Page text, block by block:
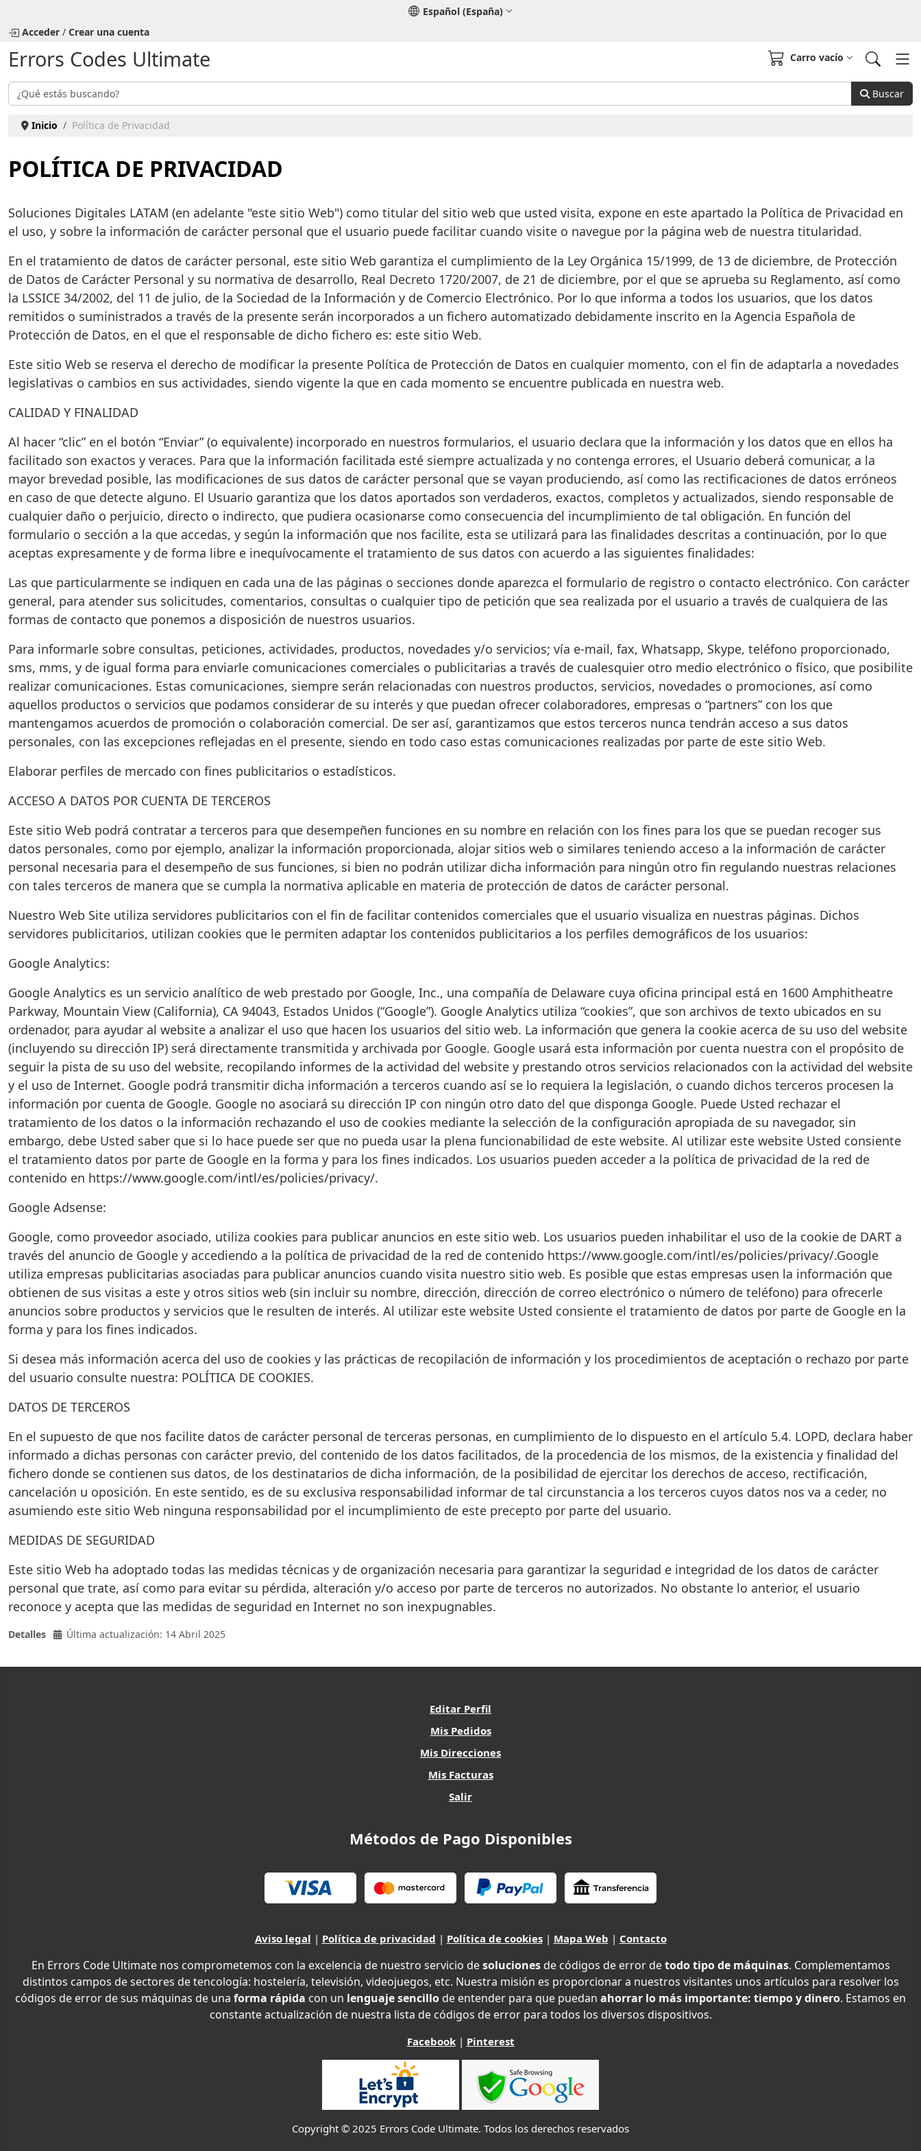
Español (España)
Acceder / Crear una cuenta
Errors Codes Ultimate
Buscar Buscar
Carro vacío
Inicio Política de Privacidad
POLÍTICA DE PRIVACIDAD
Soluciones Digitales LATAM (en adelante "este sitio Web") como titular del sitio web que usted visita, expone en este apartado la Política de Privacidad en
el uso, y sobre la información de carácter personal que el usuario puede facilitar cuando visite o navegue por la página web de nuestra titularidad.
En el tratamiento de datos de carácter personal, este sitio Web garantiza el cumplimiento de la Ley Orgánica 15/1999, de 13 de diciembre, de Protección
de Datos de Carácter Personal y su normativa de desarrollo, Real Decreto 1720/2007, de 21 de diciembre, por el que se aprueba su Reglamento, así como
la LSSICE 34/2002, del 11 de julio, de la Sociedad de la Información y de Comercio Electrónico. Por lo que informa a todos los usuarios, que los datos
remitidos o suministrados a través de la presente serán incorporados a un fichero automatizado debidamente inscrito en la Agencia Española de
Protección de Datos, en el que el responsable de dicho fichero es: este sitio Web.
Este sitio Web se reserva el derecho de modificar la presente Política de Protección de Datos en cualquier momento, con el fin de adaptarla a novedades
legislativas o cambios en sus actividades, siendo vigente la que en cada momento se encuentre publicada en nuestra web.
CALIDAD Y FINALIDAD
Al hacer “clic” en el botón “Enviar” (o equivalente) incorporado en nuestros formularios, el usuario declara que la información y los datos que en ellos ha
facilitado son exactos y veraces. Para que la información facilitada esté siempre actualizada y no contenga errores, el Usuario deberá comunicar, a la
mayor brevedad posible, las modificaciones de sus datos de carácter personal que se vayan produciendo, así como las rectificaciones de datos erróneos
en caso de que detecte alguno. El Usuario garantiza que los datos aportados son verdaderos, exactos, completos y actualizados, siendo responsable de
cualquier daño o perjuicio, directo o indirecto, que pudiera ocasionarse como consecuencia del incumplimiento de tal obligación. En función del
formulario o sección a la que accedas, y según la información que nos facilite, esta se utilizará para las finalidades descritas a continuación, por lo que
aceptas expresamente y de forma libre e inequívocamente el tratamiento de sus datos con acuerdo a las siguientes finalidades:
Las que particularmente se indiquen en cada una de las páginas o secciones donde aparezca el formulario de registro o contacto electrónico. Con carácter
general, para atender sus solicitudes, comentarios, consultas o cualquier tipo de petición que sea realizada por el usuario a través de cualquiera de las
formas de contacto que ponemos a disposición de nuestros usuarios.
Para informarle sobre consultas, peticiones, actividades, productos, novedades y/o servicios; vía e-mail, fax, Whatsapp, Skype, teléfono proporcionado,
sms, mms, y de igual forma para enviarle comunicaciones comerciales o publicitarias a través de cualesquier otro medio electrónico o físico, que posibilite
realizar comunicaciones. Estas comunicaciones, siempre serán relacionadas con nuestros productos, servicios, novedades o promociones, así como
aquellos productos o servicios que podamos considerar de su interés y que puedan ofrecer colaboradores, empresas o “partners” con los que
mantengamos acuerdos de promoción o colaboración comercial. De ser así, garantizamos que estos terceros nunca tendrán acceso a sus datos
personales, con las excepciones reflejadas en el presente, siendo en todo caso estas comunicaciones realizadas por parte de este sitio Web.
Elaborar perfiles de mercado con fines publicitarios o estadísticos.
ACCESO A DATOS POR CUENTA DE TERCEROS
Este sitio Web podrá contratar a terceros para que desempeñen funciones en su nombre en relación con los fines para los que se puedan recoger sus
datos personales, como por ejemplo, analizar la información proporcionada, alojar sitios web o similares teniendo acceso a la información de carácter
personal necesaria para el desempeño de sus funciones, si bien no podrán utilizar dicha información para ningún otro fin regulando nuestras relaciones
con tales terceros de manera que se cumpla la normativa aplicable en materia de protección de datos de carácter personal.
Nuestro Web Site utiliza servidores publicitarios con el fin de facilitar contenidos comerciales que el usuario visualiza en nuestras páginas. Dichos
servidores publicitarios, utilizan cookies que le permiten adaptar los contenidos publicitarios a los perfiles demográficos de los usuarios:
Google Analytics:
Google Analytics es un servicio analítico de web prestado por Google, Inc., una compañía de Delaware cuya oficina principal está en 1600 Amphitheatre
Parkway, Mountain View (California), CA 94043, Estados Unidos (“Google”). Google Analytics utiliza “cookies”, que son archivos de texto ubicados en su
ordenador, para ayudar al website a analizar el uso que hacen los usuarios del sitio web. La información que genera la cookie acerca de su uso del website
(incluyendo su dirección IP) será directamente transmitida y archivada por Google. Google usará esta información por cuenta nuestra con el propósito de
seguir la pista de su uso del website, recopilando informes de la actividad del website y prestando otros servicios relacionados con la actividad del website
y el uso de Internet. Google podrá transmitir dicha información a terceros cuando así se lo requiera la legislación, o cuando dichos terceros procesen la
información por cuenta de Google. Google no asociará su dirección IP con ningún otro dato del que disponga Google. Puede Usted rechazar el
tratamiento de los datos o la información rechazando el uso de cookies mediante la selección de la configuración apropiada de su navegador, sin
embargo, debe Usted saber que si lo hace puede ser que no pueda usar la plena funcionabilidad de este website. Al utilizar este website Usted consiente
el tratamiento datos por parte de Google en la forma y para los fines indicados. Los usuarios pueden acceder a la política de privacidad de la red de
contenido en https://www.google.com/intl/es/policies/privacy/.
Google Adsense:
Google, como proveedor asociado, utiliza cookies para publicar anuncios en este sitio web. Los usuarios pueden inhabilitar el uso de la cookie de DART a
través del anuncio de Google y accediendo a la política de privacidad de la red de contenido https://www.google.com/intl/es/policies/privacy/.Google
utiliza empresas publicitarias asociadas para publicar anuncios cuando visita nuestro sitio web. Es posible que estas empresas usen la información que
obtienen de sus visitas a este y otros sitios web (sin incluir su nombre, dirección, dirección de correo electrónico o número de teléfono) para ofrecerle
anuncios sobre productos y servicios que le resulten de interés. Al utilizar este website Usted consiente el tratamiento de datos por parte de Google en la
forma y para los fines indicados.
Si desea más información acerca del uso de cookies y las prácticas de recopilación de información y los procedimientos de aceptación o rechazo por parte
del usuario consulte nuestra: POLÍTICA DE COOKIES.
DATOS DE TERCEROS
En el supuesto de que nos facilite datos de carácter personal de terceras personas, en cumplimiento de lo dispuesto en el artículo 5.4. LOPD, declara haber
informado a dichas personas con carácter previo, del contenido de los datos facilitados, de la procedencia de los mismos, de la existencia y finalidad del
fichero donde se contienen sus datos, de los destinatarios de dicha información, de la posibilidad de ejercitar los derechos de acceso, rectificación,
cancelación u oposición. En este sentido, es de su exclusiva responsabilidad informar de tal circunstancia a los terceros cuyos datos nos va a ceder, no
asumiendo este sitio Web ninguna responsabilidad por el incumplimiento de este precepto por parte del usuario.
MEDIDAS DE SEGURIDAD
Este sitio Web ha adoptado todas las medidas técnicas y de organización necesaria para garantizar la seguridad e integridad de los datos de carácter
personal que trate, así como para evitar su pérdida, alteración y/o acceso por parte de terceros no autorizados. No obstante lo anterior, el usuario
reconoce y acepta que las medidas de seguridad en Internet no son inexpugnables.
Detalles Última actualización: 14 Abril 2025
Editar Perfil
Mis Pedidos
Mis Direcciones
Mis Facturas
Salir
Métodos de Pago Disponibles
Aviso legal | Política de privacidad | Política de cookies| Mapa Web | Contacto
En Errors Code Ultimate nos comprometemos con la excelencia de nuestro servicio desoluciones de códigos de error detodo tipo de máquinas. Complementamos
distintos campos de sectores de tencología: hostelería, televisión, videojuegos, etc. Nuestra misión es proporcionar a nuestros visitantes unos artículos para resolver los
códigos de error de sus máquinas de una forma rápida con un lenguaje sencillo de entender para que puedan ahorrar lo más importante: tiempo y dinero. Estamos en
constante actualización de nuestra lista de códigos de error para todos los diversos dispositivos.
Facebook| Pinterest
Copyright © 2025 Errors Code Ultimate. Todos los derechos reservados